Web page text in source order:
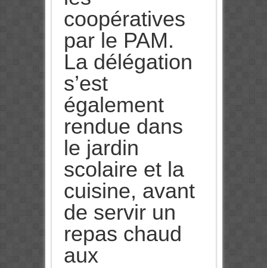
coopératives
par le PAM.
La délégation
s’est
également
rendue dans
le jardin
scolaire et la
cuisine, avant
de servir un
repas chaud
aux